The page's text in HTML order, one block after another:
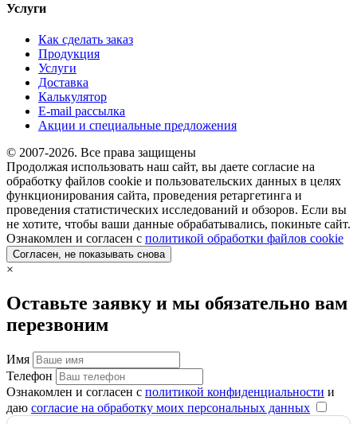
Услуги
Как сделать заказ
Продукция
Услуги
Доставка
Калькулятор
E-mail рассылка
Акции и специальные предложения
© 2007-2026. Все права защищены
Продолжая использовать наш сайт, вы даете согласие на
обработку файлов cookie и пользовательских данных в целях
функционирования сайта, проведения ретаргетинга и
проведения статистических исследований и обзоров. Если вы
не хотите, чтобы ваши данные обрабатывались, покиньте сайт.
Ознакомлен и согласен с политикой обработки файлов cookie
Согласен, не показывать снова
×
Оставьте заявку и мы обязательно вам
перезвоним
Имя
Телефон
Ознакомлен и согласен с политикой конфиденциальности и
даю согласие на обработку моих персональных данных